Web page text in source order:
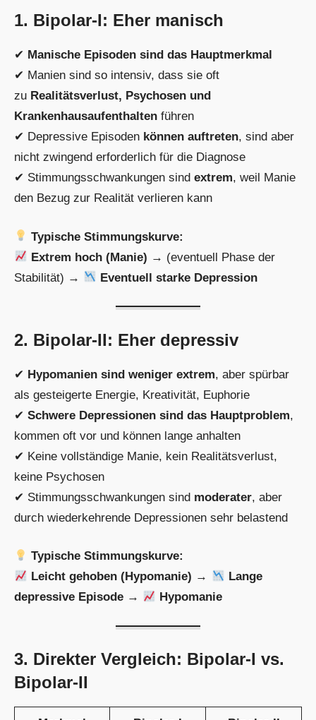
1. Bipolar-I: Eher manisch
✔ Manische Episoden sind das Hauptmerkmal
✔ Manien sind so intensiv, dass sie oft
zu Realitätsverlust, Psychosen und
Krankenhausaufenthalten führen
✔ Depressive Episoden können auftreten, sind aber
nicht zwingend erforderlich für die Diagnose
✔ Stimmungsschwankungen sind extrem, weil Manie
den Bezug zur Realität verlieren kann
Typische Stimmungskurve:
Extrem hoch (Manie) → (eventuell Phase der
Stabilität) →
Eventuell starke Depression
2. Bipolar-II: Eher depressiv
✔ Hypomanien sind weniger extrem, aber spürbar
als gesteigerte Energie, Kreativität, Euphorie
✔ Schwere Depressionen sind das Hauptproblem,
kommen oft vor und können lange anhalten
✔ Keine vollständige Manie, kein Realitätsverlust,
keine Psychosen
✔ Stimmungsschwankungen sind moderater, aber
durch wiederkehrende Depressionen sehr belastend
Typische Stimmungskurve:
Leicht gehoben (Hypomanie) →
Lange
depressive Episode → Hypomanie
3. Direkter Vergleich: Bipolar-I vs.
Bipolar-II